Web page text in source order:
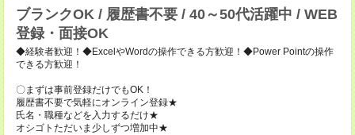
ブランクOK / 履歴書不要 / 40～50代活躍中 / WEB
登録・面接OK
◆経験者歓迎！◆ExcelやWordの操作できる方歓迎！◆Power Pointの操作
できる方歓迎！
〇まずは事前登録だけでもOK！
履歴書不要で気軽にオンライン登録★
氏名・職種などを入力するだけ★
オシゴトただいま少しずつ増加中★